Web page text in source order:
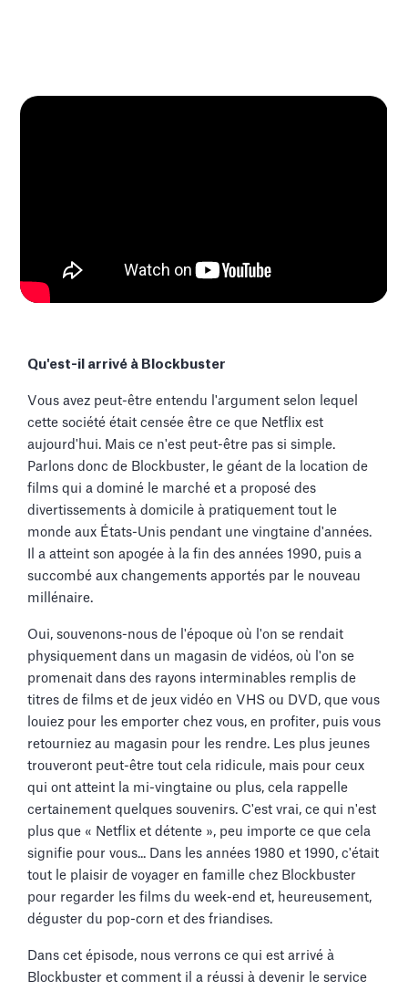
Qu'est-il arrivé à Blockbuster
Vous avez peut-être entendu l'argument selon lequel
cette société était censée être ce que Netflix est
aujourd'hui. Mais ce n'est peut-être pas si simple.
Parlons donc de Blockbuster, le géant de la location de
films qui a dominé le marché et a proposé des
divertissements à domicile à pratiquement tout le
monde aux États-Unis pendant une vingtaine d'années.
Il a atteint son apogée à la fin des années 1990, puis a
succombé aux changements apportés par le nouveau
millénaire.
Oui, souvenons-nous de l'époque où l'on se rendait
physiquement dans un magasin de vidéos, où l'on se
promenait dans des rayons interminables remplis de
titres de films et de jeux vidéo en VHS ou DVD, que vous
louiez pour les emporter chez vous, en profiter, puis vous
retourniez au magasin pour les rendre. Les plus jeunes
trouveront peut-être tout cela ridicule, mais pour ceux
qui ont atteint la mi-vingtaine ou plus, cela rappelle
certainement quelques souvenirs. C'est vrai, ce qui n'est
plus que « Netflix et détente », peu importe ce que cela
signifie pour vous... Dans les années 1980 et 1990, c'était
tout le plaisir de voyager en famille chez Blockbuster
pour regarder les films du week-end et, heureusement,
déguster du pop-corn et des friandises.
Dans cet épisode, nous verrons ce qui est arrivé à
Blockbuster et comment il a réussi à devenir le service